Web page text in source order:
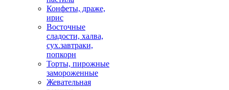
Конфеты, драже,
ирис
Восточные
сладости, халва,
сух.завтраки,
попкорн
Торты, пирожные
замороженные
Жевательная